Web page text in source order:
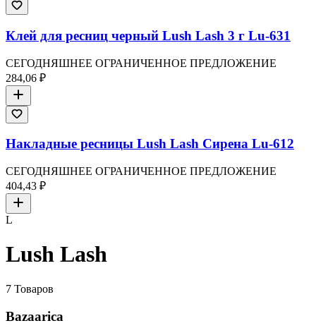
Клей для ресниц черный Lush Lash 3 г Lu-631
СЕГОДНЯШНЕЕ ОГРАНИЧЕННОЕ ПРЕДЛОЖЕНИЕ
284,06 ₽
Накладные ресницы Lush Lash Сирена Lu-612
СЕГОДНЯШНЕЕ ОГРАНИЧЕННОЕ ПРЕДЛОЖЕНИЕ
404,43 ₽
L
Lush Lash
7 Товаров
Bazaarica